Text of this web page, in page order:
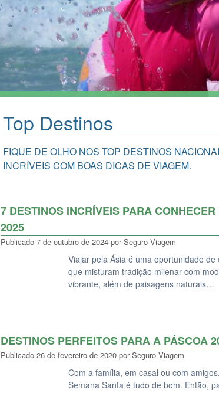
Top Destinos
FIQUE DE OLHO NOS TOP DESTINOS
INCRÍVEIS COM BOAS DICAS DE VIAGEM.
7 DESTINOS INCRÍVEIS PARA
2025
Publicado 7 de outubro de 2024 por Seguro Viagem
Viajar pela Ásia é uma oportunidade
que misturam tradição milenar com
vibrante, além de paisagens naturais…
DESTINOS PERFEITOS PARA A PÁSCOA
Publicado 26 de fevereiro de 2020 por Seguro Viagem
Com a família, em casal ou com
Semana Santa é tudo de bom. Então,